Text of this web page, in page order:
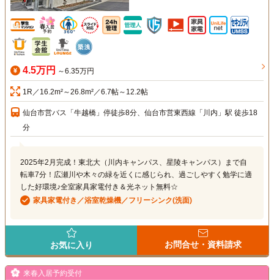
4.5万円 ～6.35万円
1R／16.2m²～26.8m²／6.7帖～12.2帖
仙台市営バス「牛越橋」停徒歩8分、仙台市営東西線「川内」駅 徒歩18
分
2025年2月完成！東北大（川内キャンパス、星陵キャンパス）まで自
転車7分！広瀬川や木々の緑を近くに感じられ、過ごしやすく勉学に適
した好環境♪全室家具家電付き＆光ネット無料☆
家具家電付き／浴室乾燥機／フリーシンク(洗面)
お気に入り お問合せ・資料請求
来春入居予約受付